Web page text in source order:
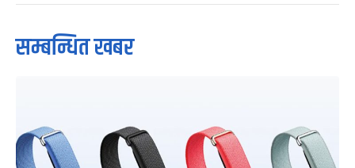
सम्बन्धित खबर